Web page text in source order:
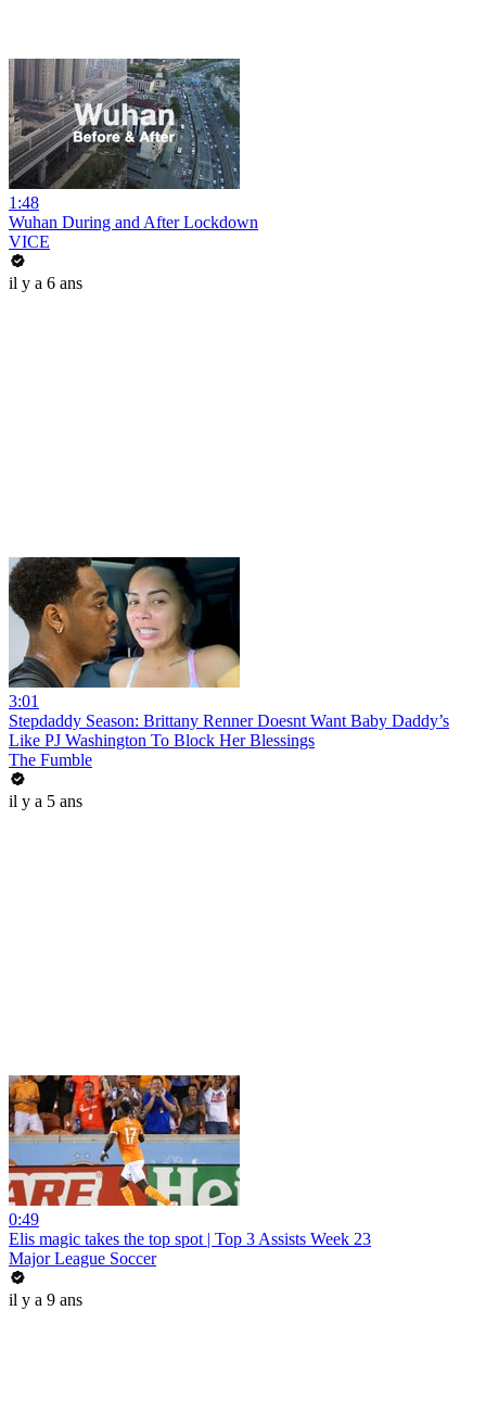
1:48
Wuhan During and After Lockdown
VICE
il y a 6 ans
3:01
Stepdaddy Season: Brittany Renner Doesnt Want Baby Daddy’s
Like PJ Washington To Block Her Blessings
The Fumble
il y a 5 ans
0:49
Elis magic takes the top spot | Top 3 Assists Week 23
Major League Soccer
il y a 9 ans